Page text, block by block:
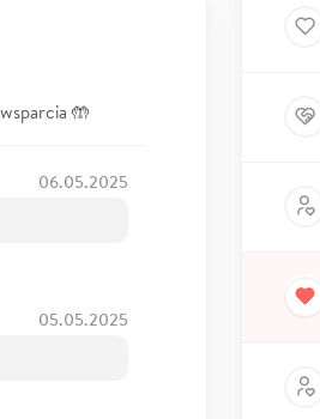
🤲
06.05.2025
05.05.2025